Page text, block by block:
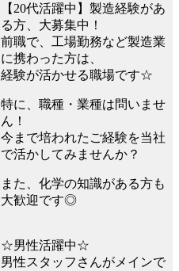
【20代活躍中】製造経験があ
る方、大募集中！
前職で、工場勤務など製造業
に携わった方は、
経験が活かせる職場です☆
特に、職種・業種は問いませ
ん！
今まで培われたご経験を当社
で活かしてみませんか？
また、化学の知識がある方も
大歓迎です◎
☆男性活躍中☆
男性スタッフさんがメインで